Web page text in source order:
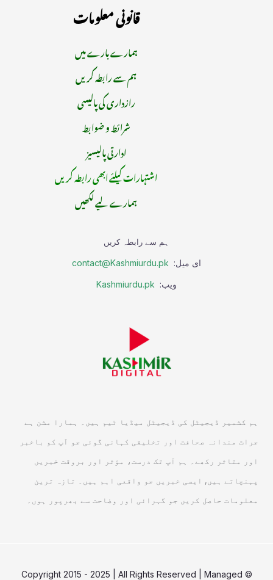
قانونی معلومات
ہمارے بارے میں
ہم سے رابطہ کریں
رازداری کی پالیسی
شرائط و ضوابط
ادارتی پالیسیز
اشتہارات کیلئے ابھی رابطہ کریں
ہمارے لیے لکھیں
ہم سے رابطہ کریں
ای میل: contact@Kashmiurdu.pk
ویب: Kashmiurdu.pk
ہم کشمیر ڈیجیٹل کی ڈیجیٹل میڈیا ٹیم ہیں۔ ہمارا مشن ہے
جرات مندانہ صحافت اور تخلیقی کہانی گوئی جو آپ کو باخبر
اور متاثر رکھے۔ ہم آپ تک درست، مؤثر اور بروقت خبریں
پہنچاتے ہیں, ایسی خبریں جو واقعی اہم ہیں۔ تازہ ترین
معلومات حاصل کریں جو گہرائی اور وضاحت سے بھرپور ہوں۔
© Copyright 2015 - 2025 | All Rights Reserved | Managed